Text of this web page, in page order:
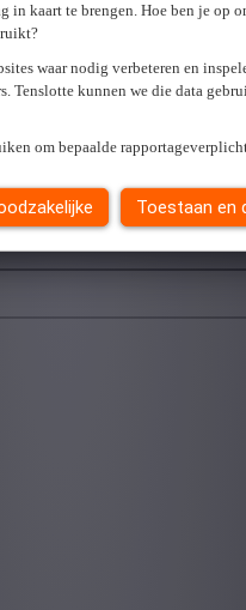
in kaart te brengen. Hoe ben je op
waar nodig verbeteren en
Tenslotte kunnen we die data
om bepaalde
Toestaan en
taken al dan niet uit te
lappen bij vrieskou of
zodat we bij controle geen
opnieuw te proberen.Sluiten